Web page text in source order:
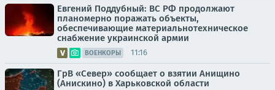
Евгений Поддубный: ВС РФ продолжают
планомерно поражать объекты,
обеспечивающие материальнотехническое
снабжение украинской армии
ВОЕНКОРЫ 11:16
ГрВ «Север» сообщает о взятии Анищино
(Анискино) в Харьковской области